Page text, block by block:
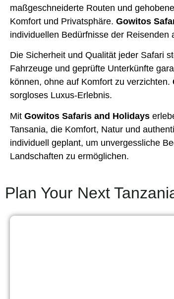
maßgeschneiderte Routen und
Komfort und Privatsphäre. Gowitos
individuellen Bedürfnisse der Reisenden
Die Sicherheit und Qualität jeder Safari
Fahrzeuge und geprüfte Unterkünfte
können, ohne auf Komfort zu verzichten.
sorgloses Luxus-Erlebnis.
Mit Gowitos Safaris and Holidays
Tansania, die Komfort, Natur und
individuell geplant, um unvergessliche
Landschaften zu ermöglichen.
Plan Your Next